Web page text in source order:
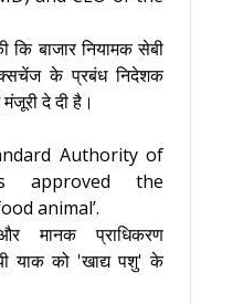
कि बाजार नियामक सेबी
के प्रबंध निदेशक
दे दी है।
Authority of
approved the
animal’.
मानक प्राधिकरण
याक को 'खाद्य पशु' के